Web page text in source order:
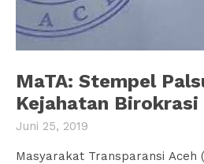
MaTA: Stempel
Kejahatan Birokrasi
Juni 25, 2019
Masyarakat Transparansi Aceh